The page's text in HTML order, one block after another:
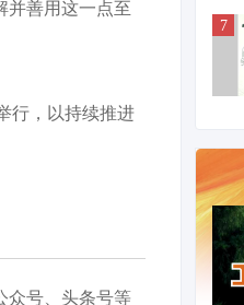
并善用这一点至
行，以持续推进
众号、头条号等